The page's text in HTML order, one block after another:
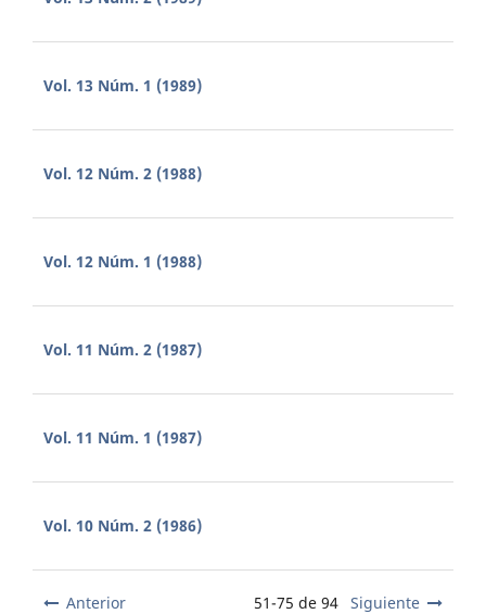
Vol. 13 Núm. 1 (1989)
Vol. 12 Núm. 2 (1988)
Vol. 12 Núm. 1 (1988)
Vol. 11 Núm. 2 (1987)
Vol. 11 Núm. 1 (1987)
Vol. 10 Núm. 2 (1986)
Anterior 51-75 de 94 Siguiente